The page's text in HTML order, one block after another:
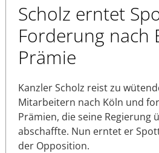
Scholz erntet
Forderung nach
Prämie
Kanzler Scholz reist zu
Mitarbeitern nach Köln und
Prämien, die seine Regierung
abschaffte. Nun erntet er
der Opposition.